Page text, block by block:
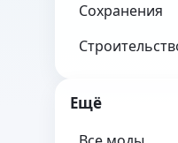
Сохранения
Ещё